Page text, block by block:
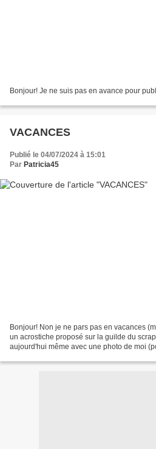
Bonjour! Je ne suis pas en avance pour
VACANCES
Publié le 04/07/2024 à 15:01
Par Patricia45
Bonjour! Non je ne pars pas en vacances
un acrostiche proposé sur la guilde du
aujourd'hui même avec une photo de moi